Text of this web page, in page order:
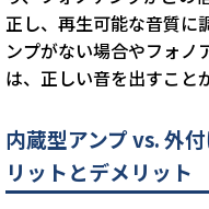
正し、再生可能な音質に
ンプがない場合やフォノ
は、正しい音を出すこと
内蔵型アンプ vs. 外
リットとデメリット